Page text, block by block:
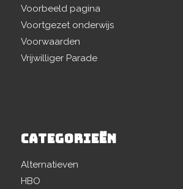
Voorbeeld pagina
Voortgezet onderwijs
Voorwaarden
Vrijwilliger Parade
CATEGORIEËN
Alternatieven
HBO